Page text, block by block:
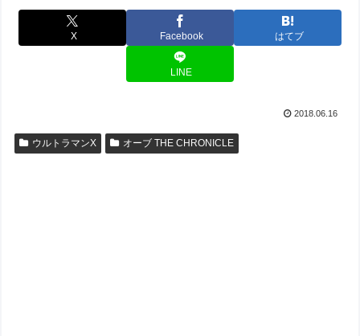
X Facebook はてブ
LINE
2018.06.16
ウルトラマンX オーブ THE CHRONICLE